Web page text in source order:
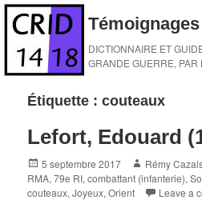
Skip
content
DICTIONNAIRE ET
GRANDE GUERRE, PAR
Étiquette :couteaux
Lefort, Edouard
Posted
on
5 septembre 2017 Author
Rémy
RMA,79e RI,combattant (infanterie),
couteaux,Joyeux,Orient Leave a